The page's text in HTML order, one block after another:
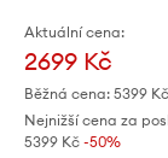
Aktuální cena:
2699 Kč
Běžná cena: 5399 Kč
Nejnižší cena za
5399 Kč -50%